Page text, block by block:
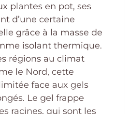
plantes en pot, ses
d’une certaine
grâce à la masse de
isolant thermique.
régions au climat
le Nord, cette
face aux gels
Le gel frappe
racines, qui sont les